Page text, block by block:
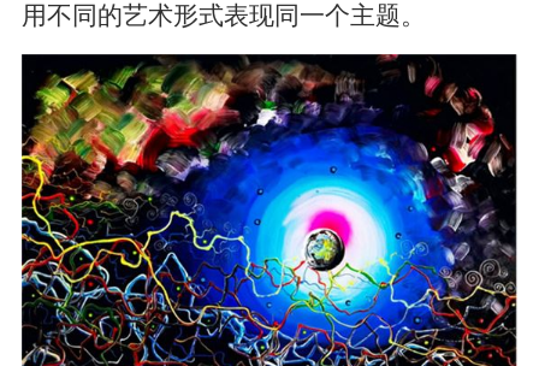
用不同的艺术形式表现同一个主题。